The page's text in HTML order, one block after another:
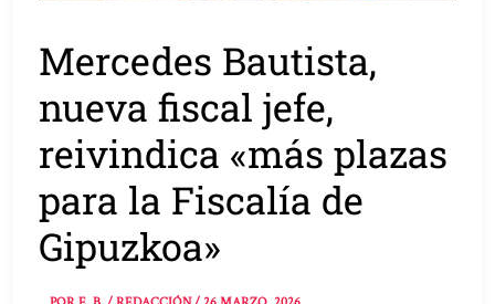
Mercedes Bautista,
nueva fiscal jefe,
reivindica «más plazas
para la Fiscalía de
Gipuzkoa»